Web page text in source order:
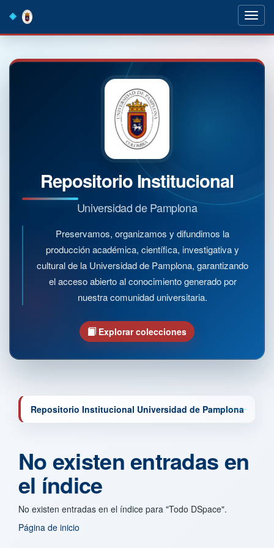
navigation
Repositorio Institucional
Universidad de Pamplona
Preservamos, organizamos y difundimos la
producción académica, científica, investigativa y
cultural de la Universidad de Pamplona, garantizando
el acceso abierto al conocimiento generado por
nuestra comunidad universitaria.
Explorar colecciones
Repositorio Institucional Universidad de Pamplona
No existen entradas en
el índice
No existen entradas en el índice para "Todo DSpace".
Página de inicio